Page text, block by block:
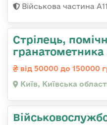
Військова частина
Стрілець,
від 50000 до 150000
Київ, Київська